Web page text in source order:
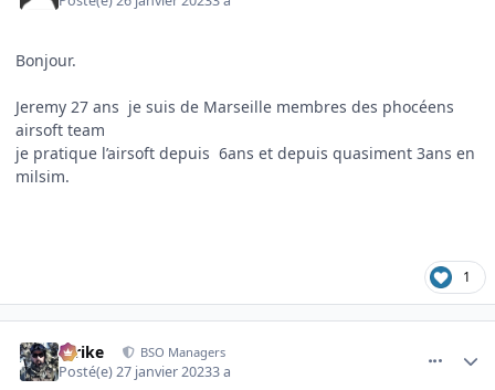
Bonjour.
Jeremy 27 ans je suis de Marseille membres des phocéens
airsoft team
je pratique l’airsoft depuis 6ans et depuis quasiment 3ans en
milsim.
1
Strike BSO Managers
Posté(e)27 janvier 20233 a